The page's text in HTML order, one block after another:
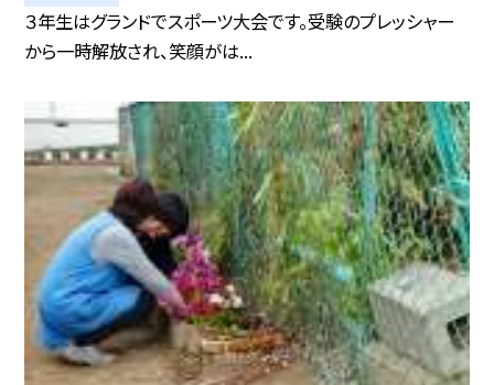
３年生はグランドでスポーツ大会です。受験のプレッシャー
から一時解放され、笑顔がは...